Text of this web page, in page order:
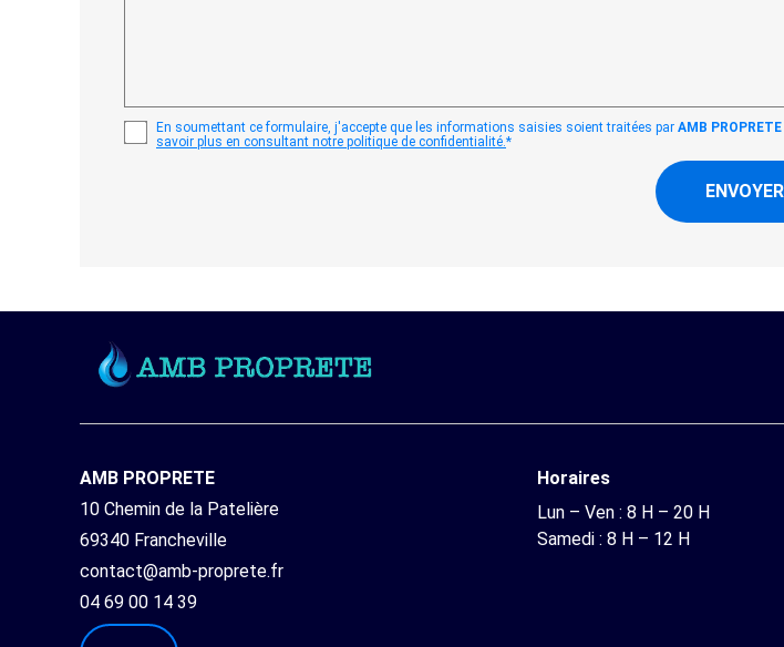
En soumettant ce formulaire, j'accepte que les informations saisies soient traitées par AMB PROPRETE
savoir plus en consultant notre politique de confidentialité.*
AMB PROPRETE
10 Chemin de la Patelière
69340 Francheville
contact@amb-proprete.fr
04 69 00 14 39
Horaires
Lun – Ven : 8 H – 20 H
Samedi : 8 H – 12 H